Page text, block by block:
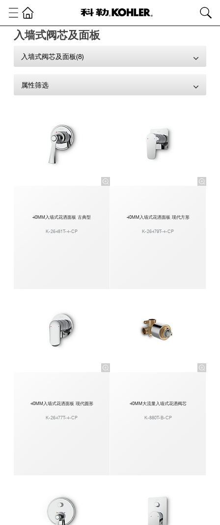
入墙式阀芯及面板
入墙式阀芯及面板(8)
属性筛选
40MM入墙式花洒面板 古典型
K-26481T-4-CP
40MM入墙式花洒面板 现代方形
K-26479T-4-CP
40MM入墙式花洒面板 现代圆形
K-26477T-4-CP
40MM大流量入墙式花洒阀芯
K-880T-B-CP